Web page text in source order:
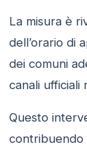
La misura è
dell’orario di
dei comuni
canali ufficiali
Questo
contribuendo